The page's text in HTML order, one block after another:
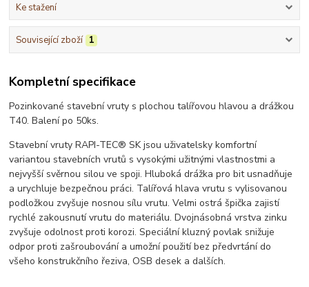
Ke stažení
Související zboží 1
Kompletní specifikace
Pozinkované stavební vruty s plochou talířovou hlavou a drážkou
T40. Balení po 50ks.
Stavební vruty RAPI-TEC® SK jsou uživatelsky komfortní
variantou stavebních vrutů s vysokými užitnými vlastnostmi a
nejvyšší svěrnou silou ve spoji. Hluboká drážka pro bit usnadňuje
a urychluje bezpečnou práci. Talířová hlava vrutu s vylisovanou
podložkou zvyšuje nosnou sílu vrutu. Velmi ostrá špička zajistí
rychlé zakousnutí vrutu do materiálu. Dvojnásobná vrstva zinku
zvyšuje odolnost proti korozi. Speciální kluzný povlak snižuje
odpor proti zašroubování a umožní použití bez předvrtání do
všeho konstrukčního řeziva, OSB desek a dalších.